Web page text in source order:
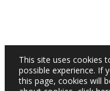
This site uses cookies
possible experience. If
this page, cookies will